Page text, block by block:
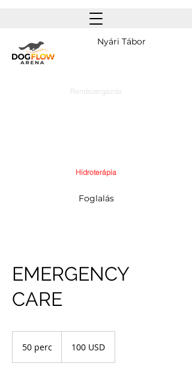
Nyári Tábor
Rendszergazda
Hidroterápia
Foglalás
EMERGENCY
CARE
50 perc
dollár100 USD